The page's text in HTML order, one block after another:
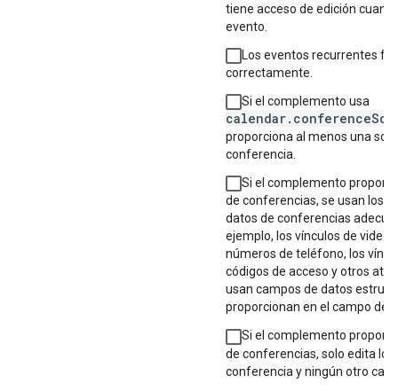
tiene acceso de edición
evento.
Los eventos recurrentes
correctamente.
Si el complemento usa
proporciona al menos una
conferencia.
Si el complemento
de conferencias, se usan los
datos de conferencias
ejemplo, los vínculos de
números de teléfono, los
códigos de acceso y otros
usan campos de datos
proporcionan en el campo de
Si el complemento
de conferencias, solo edita los
conferencia y ningún otro